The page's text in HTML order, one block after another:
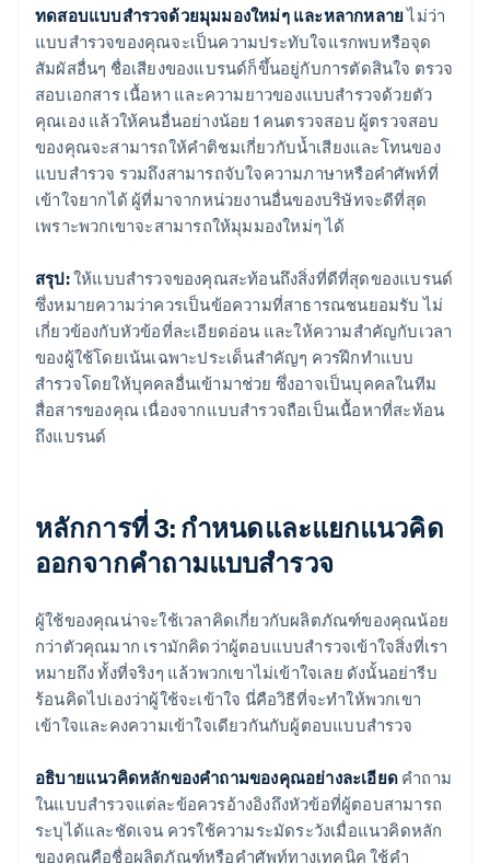
ทดสอบแบบสำรวจด้วยมุมมองใหม่ๆ และหลากหลายไม่ว่า
แบบสำรวจของคุณจะเป็นความประทับใจแรกพบหรือจุด
สัมผัสอื่นๆ ชื่อเสียงของแบรนด์ก็ขึ้นอยู่กับการตัดสินใจ ตรวจ
สอบเอกสาร เนื้อหา และความยาวของแบบสำรวจด้วยตัว
คุณเอง แล้วให้คนอื่นอย่างน้อย 1 คนตรวจสอบ ผู้ตรวจสอบ
ของคุณจะสามารถให้คำติชมเกี่ยวกับน้ำเสียงและโทนของ
แบบสำรวจ รวมถึงสามารถจับใจความภาษาหรือคำศัพท์ที่
เข้าใจยากได้ ผู้ที่มาจากหน่วยงานอื่นของบริษัทจะดีที่สุด
เพราะพวกเขาจะสามารถให้มุมมองใหม่ๆ ได้
สรุป:ให้แบบสำรวจของคุณสะท้อนถึงสิ่งที่ดีที่สุดของแบรนด์
ซึ่งหมายความว่าควรเป็นข้อความที่สาธารณชนยอมรับ ไม่
เกี่ยวข้องกับหัวข้อที่ละเอียดอ่อน และให้ความสำคัญกับเวลา
ของผู้ใช้โดยเน้นเฉพาะประเด็นสำคัญๆ ควรฝึกทำแบบ
สำรวจโดยให้บุคคลอื่นเข้ามาช่วย ซึ่งอาจเป็นบุคคลในทีม
สื่อสารของคุณ เนื่องจากแบบสำรวจถือเป็นเนื้อหาที่สะท้อน
ถึงแบรนด์
หลักการที่ 3: กำหนดและแยกแนวคิด
ออกจากคำถามแบบสำรวจ
ผู้ใช้ของคุณน่าจะใช้เวลาคิดเกี่ยวกับผลิตภัณฑ์ของคุณน้อย
กว่าตัวคุณมาก เรามักคิดว่าผู้ตอบแบบสำรวจเข้าใจสิ่งที่เรา
หมายถึง ทั้งที่จริงๆ แล้วพวกเขาไม่เข้าใจเลย ดังนั้นอย่ารีบ
ร้อนคิดไปเองว่าผู้ใช้จะเข้าใจ นี่คือวิธีที่จะทำให้พวกเขา
เข้าใจและคงความเข้าใจเดียวกันกับผู้ตอบแบบสำรวจ
อธิบายแนวคิดหลักของคำถามของคุณอย่างละเอียด คำถาม
ในแบบสำรวจแต่ละข้อควรอ้างอิงถึงหัวข้อที่ผู้ตอบสามารถ
ระบุได้และชัดเจน ควรใช้ความระมัดระวังเมื่อแนวคิดหลัก
ของคุณคือชื่อผลิตภัณฑ์หรือคำศัพท์ทางเทคนิค ใช้คำ